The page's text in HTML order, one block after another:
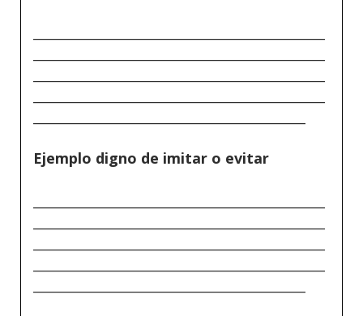
Ejemplo digno de imitar o evitar